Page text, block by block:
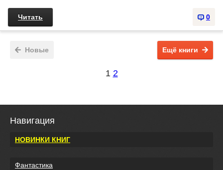
0
Читать
Новые Ещё книги
1 2
Навигация
НОВИНКИ КНИГ
Фантастика